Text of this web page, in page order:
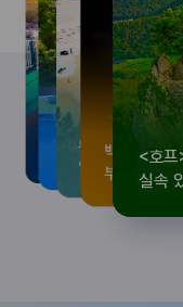
<호프>, <동궁> 여운 따라🎬
실속 있게 떠나는 해남 여행
로컬 감성 수집!
전국 로컬 기념품숍 3곳⭐
우리말이 더 재미있어지는
세종 한글 여행
숲길부터 천년 고찰까지!
마음에 쉼을 더하는 부
뚜벅이 여행자 주
양양 1박 2일 코스
백제의 숨결
부여에서 만
<호
실속